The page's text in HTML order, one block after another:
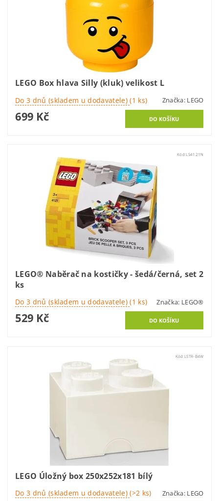
LEGO Box hlava Silly (kluk) velikost L
Do 3 dnů (skladem u dodavatele)(1 ks) Značka: LEGO
699 Kč
Kód:LS4121N
LEGO® Naběrač na kostičky - šedá/černá, set 2
ks
Do 3 dnů (skladem u dodavatele)(1 ks) Značka: LEGO®
529 Kč
Kód: LSTR-B4W
LEGO Úložný box 250x252x181 bílý
Do 3 dnů (skladem u dodavatele)(>2 ks) Značka: LEGO